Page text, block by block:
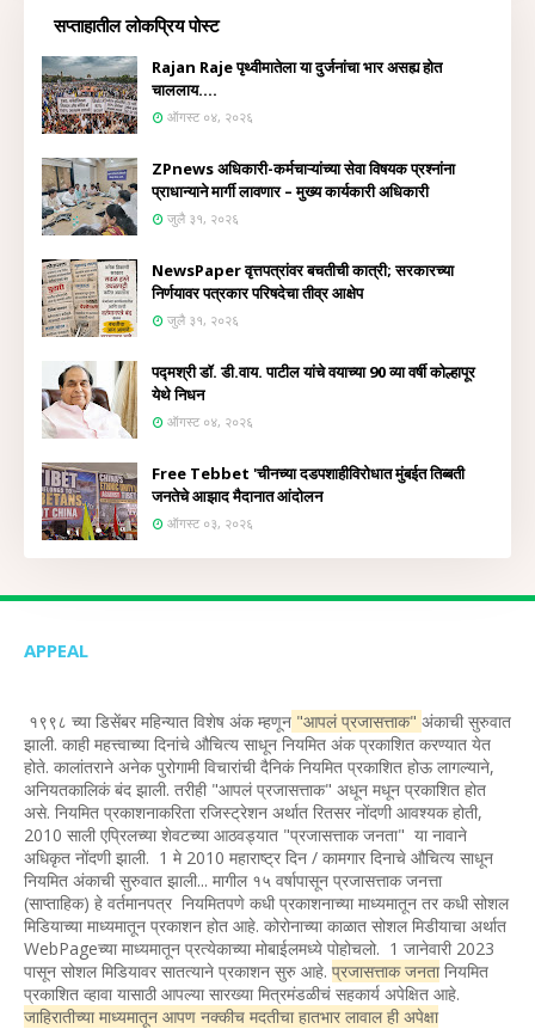
सप्ताहातील लोकप्रिय पोस्ट
Rajan Raje पृथ्वीमातेला या दुर्जनांचा भार असह्य होत
चाललाय....
ऑगस्ट ०४, २०२६
ZPnews अधिकारी-कर्मचाऱ्यांच्या सेवा विषयक प्रश्नांना
प्राधान्याने मार्गी लावणार – मुख्य कार्यकारी अधिकारी
जुलै ३१, २०२६
NewsPaper वृत्तपत्रांवर बचतीची कात्री; सरकारच्या
निर्णयावर पत्रकार परिषदेचा तीव्र आक्षेप
जुलै ३१, २०२६
पद्मश्री डॉ. डी.वाय. पाटील यांचे वयाच्या 90 व्या वर्षी कोल्हापूर
येथे निधन
ऑगस्ट ०४, २०२६
Free Tebbet 'चीनच्या दडपशाहीविरोधात मुंबईत तिब्बती
जनतेचे आझाद मैदानात आंदोलन
ऑगस्ट ०३, २०२६
APPEAL
१९९८ च्या डिसेंबर महिन्यात विशेष अंक म्हणून "आपलं प्रजासत्ताक" अंकाची सुरुवात
झाली. काही महत्त्वाच्या दिनांचे औचित्य साधून नियमित अंक प्रकाशित करण्यात येत
होते. कालांतराने अनेक पुरोगामी विचारांची दैनिकं नियमित प्रकाशित होऊ लागल्याने,
अनियतकालिकं बंद झाली. तरीही "आपलं प्रजासत्ताक" अधून मधून प्रकाशित होत
असे. नियमित प्रकाशनाकरिता रजिस्ट्रेशन अर्थात रितसर नोंदणी आवश्यक होती,
2010 साली एप्रिलच्या शेवटच्या आठवड्यात "प्रजासत्ताक जनता" या नावाने
अधिकृत नोंदणी झाली. 1 मे 2010 महाराष्ट्र दिन / कामगार दिनाचे औचित्य साधून
नियमित अंकाची सुरुवात झाली... मागील १५ वर्षापासून प्रजासत्ताक जनत्ता
(साप्ताहिक) हे वर्तमानपत्र नियमितपणे कधी प्रकाशनाच्या माध्यमातून तर कधी सोशल
मिडियाच्या माध्यमातून प्रकाशन होत आहे. कोरोनाच्या काळात सोशल मिडीयाचा अर्थात
WebPageच्या माध्यमातून प्रत्येकाच्या मोबाईलमध्ये पोहोचलो. 1 जानेवारी 2023
पासून सोशल मिडियावर सातत्याने प्रकाशन सुरु आहे. प्रजासत्ताक जनतानियमित
प्रकाशित व्हावा यासाठी आपल्या सारख्या मित्रमंडळीचं सहकार्य अपेक्षित आहे.
जाहिरातीच्या माध्यमातून आपण नक्कीच मदतीचा हातभार लावाल ही अपेक्षा